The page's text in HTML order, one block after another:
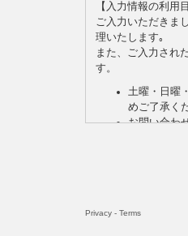
【入力情報の利用
ご入力いただきま
理いたします｡
また、ご入力され
す。
土曜・日曜
めご了承く
お問い合わ
必須印の項
Privacy - Terms